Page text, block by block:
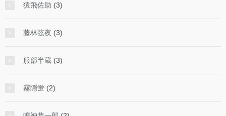
猿飛佐助 (3)
藤林弦夜 (3)
服部半蔵 (3)
霧隠蛍 (2)